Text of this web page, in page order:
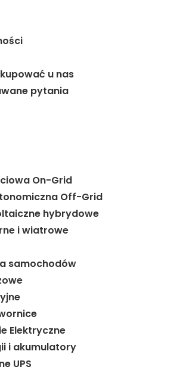
u nas
pytania
On-Grid
Off-Grid
hybrydowe
i wiatrowe
samochodów
Elektryczne
i akumulatory
UPS